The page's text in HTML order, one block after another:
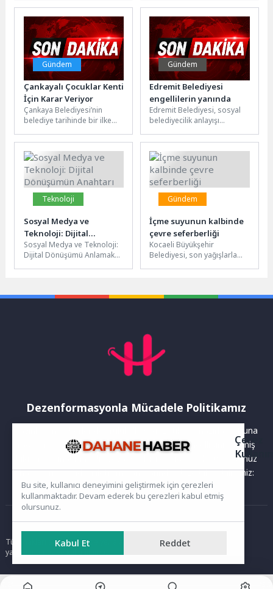
kabul edilen Mağlova Su
Kemeri’ni...
Şabanözü ilçesi Çaparkayı
köyünde hayata geçirdiği
dev güneş...
Gündem
Çankayalı Çocuklar Kenti
İçin Karar Veriyor
Çankaya Belediyesi’nin
belediye tarihinde bir ilke
yerelde karar alma
süreçlerine aktif katılımları...
Gündem
Edremit Belediyesi
engellilerin yanında
Edremit Belediyesi, sosyal
belediyecilik anlayışı
ihtiyaç sahibi vatandaşlara
yönelik destek çalışmalarını
sürdürüyor....
Teknoloji
Sosyal Medya ve
Teknoloji: Dijital
Dönüşümün Anahtarı
Sosyal Medya ve Teknoloji:
Dijital Dönüşümü Anlamak
Gündem
İçme suyunun kalbinde
çevre seferberliği
Kocaeli Büyükşehir
Belediyesi, son yağışlarla
Dezenformasyonla Mücadele Politikamız
Yayınlanan haberler doğruluk ilkesi gözetilerek hazırlanır. Buna
rağmen bazı içeriklerde eksik, hatalı veya güncelliğini yitirmiş
bilgiler bulunabilir.Yanlış veya yanıltıcı olduğunu düşündüğünüz
haberleri aşağıdaki iletişim kanallarından bize bildirebilirsiniz:
Ana Sayfa
Tüm hakları saklıdır. Sitede yer alan içerikler izinsiz kopyalanamaz,
yayımlanamaz ve kullanılamaz.
Çerez
Bu site, kullanıcı deneyimini geliştirmek için çerezleri
kullanmaktadır. Devam ederek bu çerezleri kabul etmiş
olursunuz.
Kabul Et Reddet